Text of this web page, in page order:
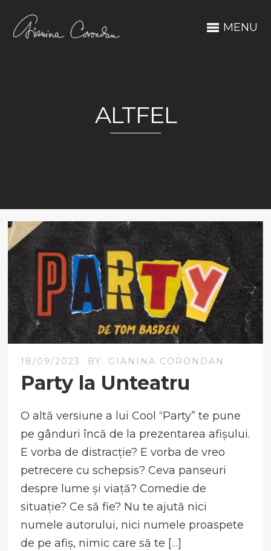
MENU
ALTFEL
18/09/2023 BY GIANINA CORONDAN
Party la Unteatru
O altă versiune a lui Cool “Party” te pune
pe gânduri încă de la prezentarea afișului.
E vorba de distracție? E vorba de vreo
petrecere cu schepsis? Ceva panseuri
despre lume și viață? Comedie de
situație? Ce să fie? Nu te ajută nici
numele autorului, nici numele proaspete
de pe afiș, nimic care să te […]